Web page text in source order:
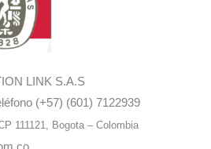
LINK S.A.S
(+57) (601) 7122939
111121, Bogota – Colombia